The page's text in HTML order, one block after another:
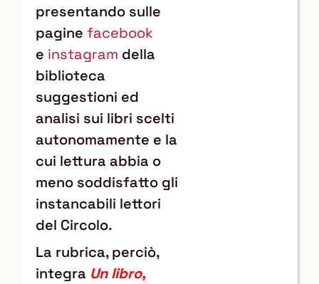
presentando sulle
pagine facebook
e instagram della
biblioteca
suggestioni ed
analisi sui libri scelti
autonomamente e la
cui lettura abbia o
meno soddisfatto gli
instancabili lettori
del Circolo.
La rubrica, perciò,
integra Un libro,